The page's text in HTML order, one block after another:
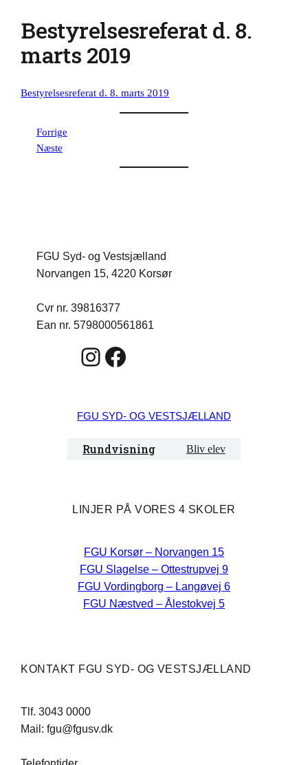
Bestyrelsesreferat d. 8.
marts 2019
Bestyrelsesreferat d. 8. marts 2019
Forrige
Næste
FGU Syd- og Vestsjælland
Norvangen 15, 4220 Korsør
Cvr nr. 39816377
Ean nr. 5798000561861
Instagram Facebook
FGU SYD- OG VESTSJÆLLAND
Rundvisning Bliv elev
LINJER PÅ VORES 4 SKOLER
FGU Korsør – Norvangen 15
FGU Slagelse – Ottestrupvej 9
FGU Vordingborg – Langøvej 6
FGU Næstved – Ålestokvej 5
KONTAKT FGU SYD- OG VESTSJÆLLAND
Tlf. 3043 0000
Mail: fgu@fgusv.dk